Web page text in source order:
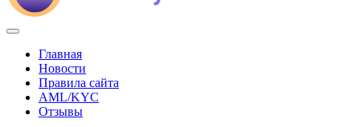
Главная
Новости
Правила сайта
AML/KYC
Отзывы